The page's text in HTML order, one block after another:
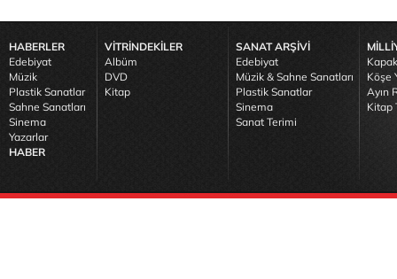
HABERLER
Edebiyat
Müzik
Plastik Sanatlar
Sahne Sanatları
Sinema
Yazarlar
HABER
VİTRİNDEKİLER
Albüm
DVD
Kitap
SANAT ARŞİVİ
Edebiyat
Müzik & Sahne Sanatları
Plastik Sanatlar
Sinema
Sanat Terimi
Köşe
Ayın
Kitap